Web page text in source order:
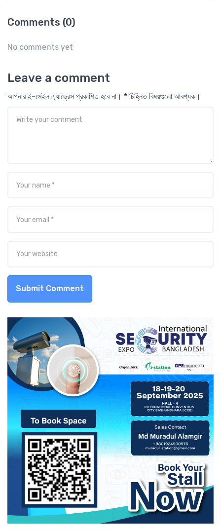
Comments (0)
No comments yet
Leave a comment
আপনার ই-মেইল এ্যাড্রেস প্রকাশিত হবে না। * চিহ্নিত বিষয়গুলো আবশ্যক।
Submit Comment